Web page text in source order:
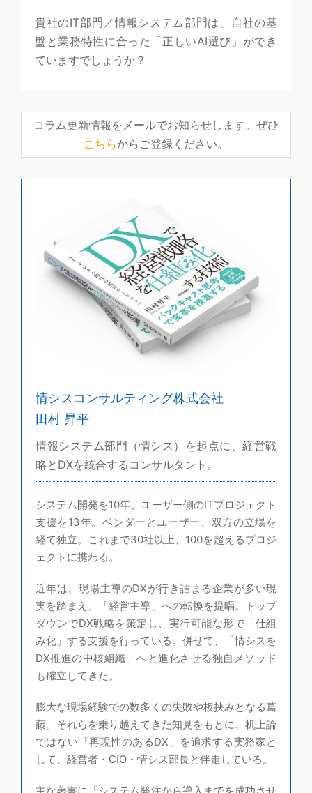
貴社のIT部門／情報システム部門は、自社の基
盤と業務特性に合った「正しいAI選び」ができ
ていますでしょうか？
コラム更新情報をメールでお知らせします。ぜひ
こちらからご登録ください。
情シスコンサルティング株式会社
田村 昇平
情報システム部門（情シス）を起点に、経営戦
略とDXを統合するコンサルタント。
システム開発を10年、ユーザー側のITプロジェクト
支援を13年。ベンダーとユーザー、双方の立場を
経て独立。これまで30社以上、100を超えるプロジ
ェクトに携わる。
近年は、現場主導のDXが行き詰まる企業が多い現
実を踏まえ、「経営主導」への転換を提唱。トップ
ダウンでDX戦略を策定し、実行可能な形で「仕組
み化」する支援を行っている。併せて、「情シスを
DX推進の中核組織」へと進化させる独自メソッド
も確立してきた。
膨大な現場経験での数多くの失敗や板挟みとなる葛
藤。それらを乗り越えてきた知見をもとに、机上論
ではない「再現性のあるDX」を追求する実務家と
して、経営者・CIO・情シス部長と伴走している。